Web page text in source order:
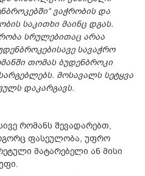
ვაჭრობის და
საკითხი მაინც დგას.
სრულებითაც არაა
სავაჭრო
თომას ბუდენბროკი
მოსავალს სეტყვა
დაკარგავს.
რომანს შევადარებთ,
ფასეულობა, უფრო
მატარებელი ან მისი